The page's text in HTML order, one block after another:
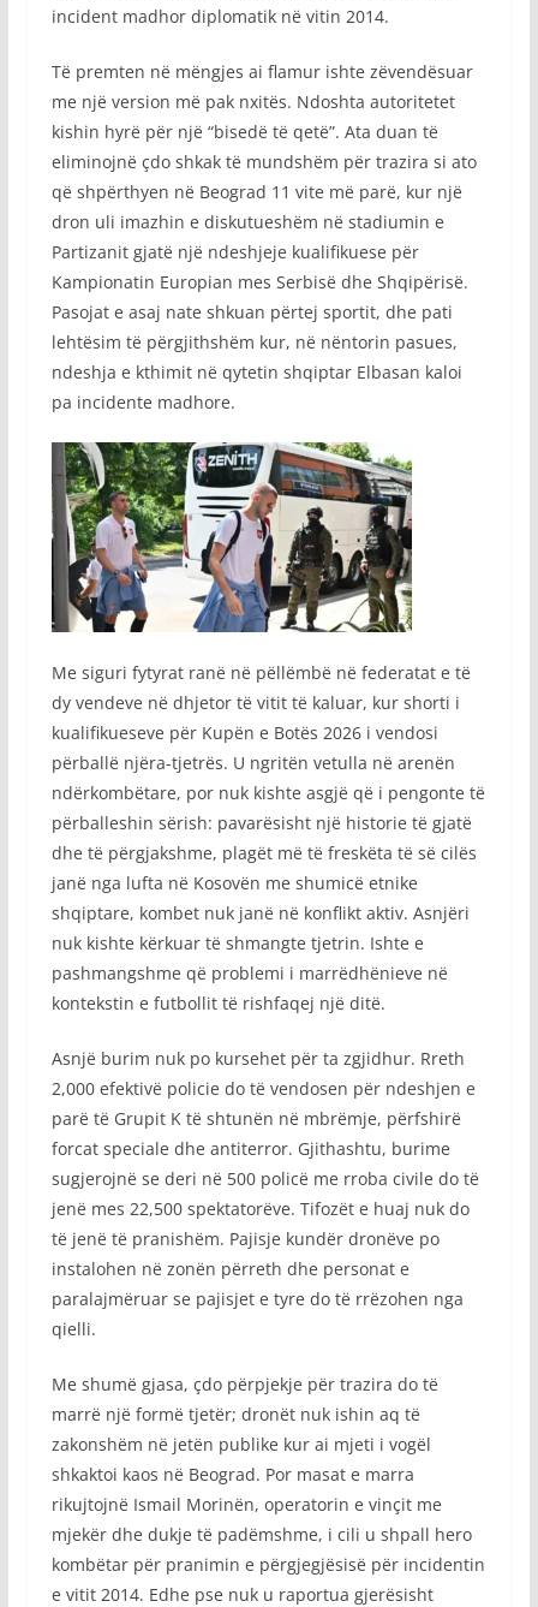
incident madhor diplomatik në vitin 2014.
Të premten në mëngjes ai flamur ishte zëvendësuar
me një version më pak nxitës. Ndoshta autoritetet
kishin hyrë për një “bisedë të qetë”. Ata duan të
eliminojnë çdo shkak të mundshëm për trazira si ato
që shpërthyen në Beograd 11 vite më parë, kur një
dron uli imazhin e diskutueshëm në stadiumin e
Partizanit gjatë një ndeshjeje kualifikuese për
Kampionatin Europian mes Serbisë dhe Shqipërisë.
Pasojat e asaj nate shkuan përtej sportit, dhe pati
lehtësim të përgjithshëm kur, në nëntorin pasues,
ndeshja e kthimit në qytetin shqiptar Elbasan kaloi
pa incidente madhore.
Me siguri fytyrat ranë në pëllëmbë në federatat e të
dy vendeve në dhjetor të vitit të kaluar, kur shorti i
kualifikueseve për Kupën e Botës 2026 i vendosi
përballë njëra-tjetrës. U ngritën vetulla në arenën
ndërkombëtare, por nuk kishte asgjë që i pengonte të
përballeshin sërish: pavarësisht një historie të gjatë
dhe të përgjakshme, plagët më të freskëta të së cilës
janë nga lufta në Kosovën me shumicë etnike
shqiptare, kombet nuk janë në konflikt aktiv. Asnjëri
nuk kishte kërkuar të shmangte tjetrin. Ishte e
pashmangshme që problemi i marrëdhënieve në
kontekstin e futbollit të rishfaqej një ditë.
Asnjë burim nuk po kursehet për ta zgjidhur. Rreth
2,000 efektivë policie do të vendosen për ndeshjen e
parë të Grupit K të shtunën në mbrëmje, përfshirë
forcat speciale dhe antiterror. Gjithashtu, burime
sugjerojnë se deri në 500 policë me rroba civile do të
jenë mes 22,500 spektatorëve. Tifozët e huaj nuk do
të jenë të pranishëm. Pajisje kundër dronëve po
instalohen në zonën përreth dhe personat e
paralajmëruar se pajisjet e tyre do të rrëzohen nga
qielli.
Me shumë gjasa, çdo përpjekje për trazira do të
marrë një formë tjetër; dronët nuk ishin aq të
zakonshëm në jetën publike kur ai mjeti i vogël
shkaktoi kaos në Beograd. Por masat e marra
rikujtojnë Ismail Morinën, operatorin e vinçit me
mjekër dhe dukje të padëmshme, i cili u shpall hero
kombëtar për pranimin e përgjegjësisë për incidentin
e vitit 2014. Edhe pse nuk u raportua gjerësisht